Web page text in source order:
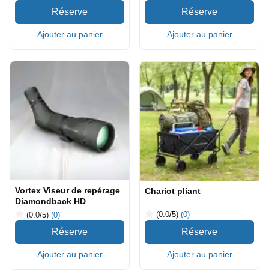
Ajouter au panier Ajouter au panier
Vortex Viseur de repérage
Diamondback HD
(0.0/5) (0)
Ajouter au panier
Chariot pliant
(0.0/5) (0)
Ajouter au panier